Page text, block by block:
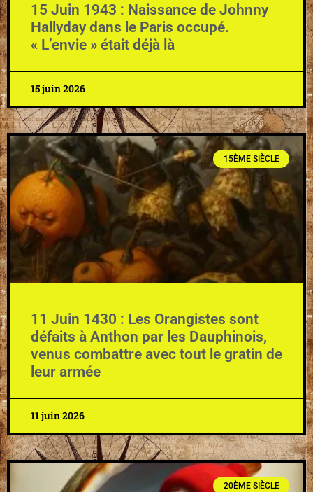
15 Juin 1943 : Naissance de Johnny
Hallyday dans le Paris occupé.
« L’envie » était déjà là
15 juin 2026
15ÈME SIÈCLE
11 Juin 1430 : Les Orangistes sont
défaits à Anthon par les Dauphinois,
venus combattre avec tout le gratin de
leur armée
11 juin 2026
20ÈME SIÈCLE